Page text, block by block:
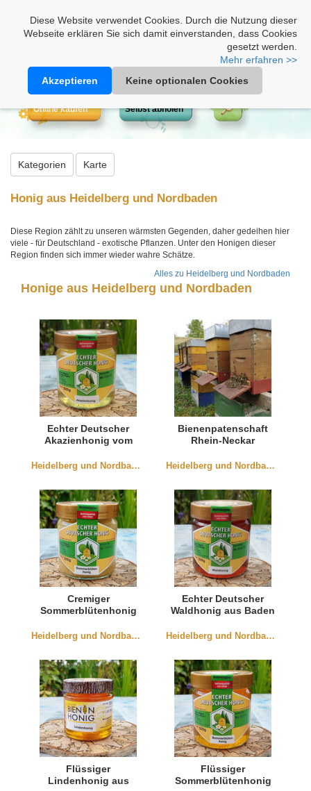
Diese Website verwendet Cookies. Durch die Nutzung dieser
Webseite erklären Sie sich damit einverstanden, dass Cookies
gesetzt werden.
Mehr erfahren >>
Akzeptieren
Keine optionalen Cookies
Online kaufen Selbst abholen
Kategorien Karte
Honig aus Heidelberg und Nordbaden
Diese Region zählt zu unseren wärmsten Gegenden, daher gedeihen hier
viele - für Deutschland - exotische Pflanzen. Unter den Honigen dieser
Region finden sich immer wieder wahre Schätze.
Alles zu Heidelberg und Nordbaden
Honige aus Heidelberg und Nordbaden
Echter Deutscher
Akazienhonig vom
Heidelberg und Nordbaden
Bienenpatenschaft
Rhein-Neckar
Heidelberg und Nordbaden
Cremiger
Sommerblütenhonig
Heidelberg und Nordbaden
Echter Deutscher
Waldhonig aus Baden
Heidelberg und Nordbaden
Flüssiger
Lindenhonig aus
Flüssiger
Sommerblütenhonig